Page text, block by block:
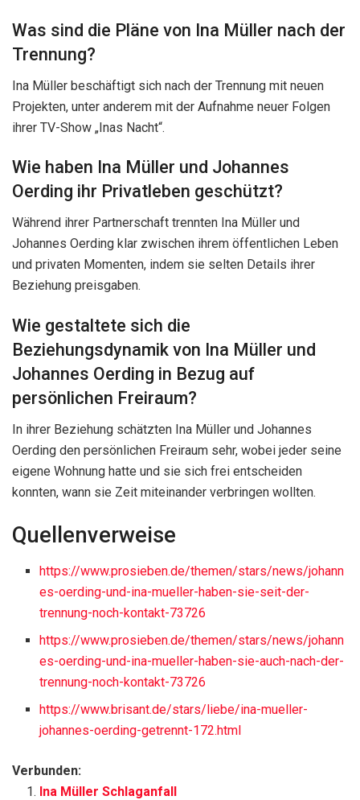
Was sind die Pläne von Ina Müller nach der
Trennung?
Ina Müller beschäftigt sich nach der Trennung mit neuen
Projekten, unter anderem mit der Aufnahme neuer Folgen
ihrer TV-Show „Inas Nacht“.
Wie haben Ina Müller und Johannes
Oerding ihr Privatleben geschützt?
Während ihrer Partnerschaft trennten Ina Müller und
Johannes Oerding klar zwischen ihrem öffentlichen Leben
und privaten Momenten, indem sie selten Details ihrer
Beziehung preisgaben.
Wie gestaltete sich die
Beziehungsdynamik von Ina Müller und
Johannes Oerding in Bezug auf
persönlichen Freiraum?
In ihrer Beziehung schätzten Ina Müller und Johannes
Oerding den persönlichen Freiraum sehr, wobei jeder seine
eigene Wohnung hatte und sie sich frei entscheiden
konnten, wann sie Zeit miteinander verbringen wollten.
Quellenverweise
https://www.prosieben.de/themen/stars/news/johann
es-oerding-und-ina-mueller-haben-sie-seit-der-
trennung-noch-kontakt-73726
https://www.prosieben.de/themen/stars/news/johann
es-oerding-und-ina-mueller-haben-sie-auch-nach-der-
trennung-noch-kontakt-73726
https://www.brisant.de/stars/liebe/ina-mueller-
johannes-oerding-getrennt-172.html
Verbunden:
Ina Müller Schlaganfall